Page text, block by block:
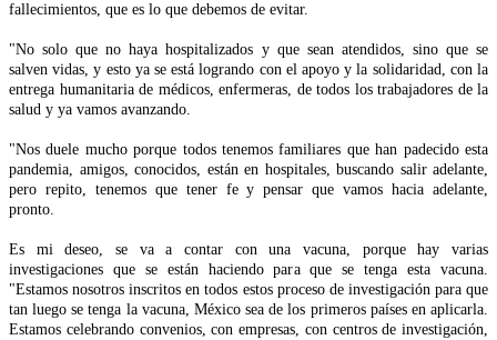
fallecimientos, que es lo que debemos de evitar.
"No solo que no haya hospitalizados y que sean atendidos, sino que se
salven vidas, y esto ya se está logrando con el apoyo y la solidaridad, con la
entrega humanitaria de médicos, enfermeras, de todos los trabajadores de la
salud y ya vamos avanzando.
"Nos duele mucho porque todos tenemos familiares que han padecido esta
pandemia, amigos, conocidos, están en hospitales, buscando salir adelante,
pero repito, tenemos que tener fe y pensar que vamos hacia adelante,
pronto.
Es mi deseo, se va a contar con una vacuna, porque hay varias
investigaciones que se están haciendo para que se tenga esta vacuna.
"Estamos nosotros inscritos en todos estos proceso de investigación para que
tan luego se tenga la vacuna, México sea de los primeros países en aplicarla.
Estamos celebrando convenios, con empresas, con centros de investigación,